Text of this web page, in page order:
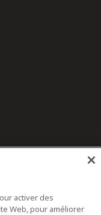
| New York
activer des
Web, pour améliorer